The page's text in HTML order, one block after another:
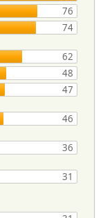
76
74
62
48
47
46
36
31